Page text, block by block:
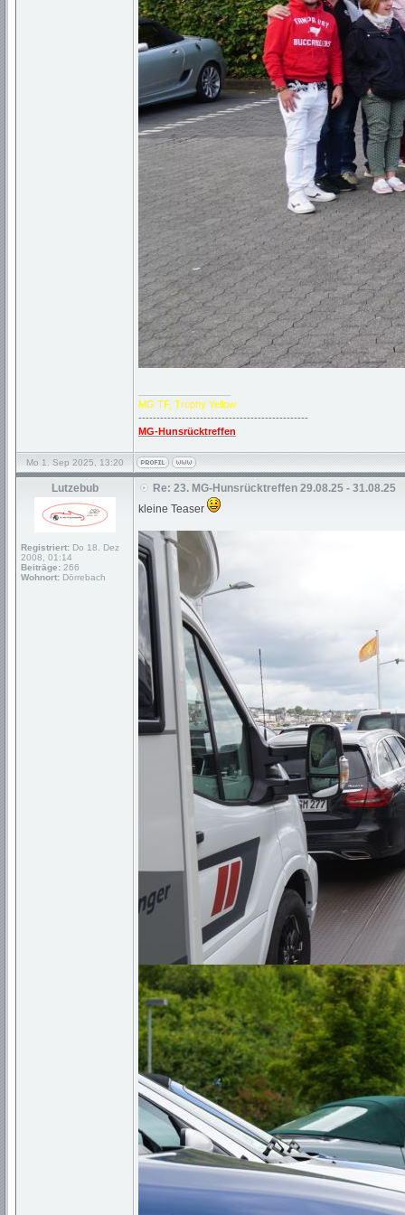
MG TF, Trophy Yellow
-----------------------------------------------
MG-Hunsrücktreffen
Mo 1. Sep 2025, 13:20
Lutzebub
Registriert: Do 18. Dez
2008, 01:14
Beiträge: 266
Wohnort: Dörrebach
Re: 23. MG-Hunsrücktreffen 29.08.25 - 31.08.25
kleine Teaser